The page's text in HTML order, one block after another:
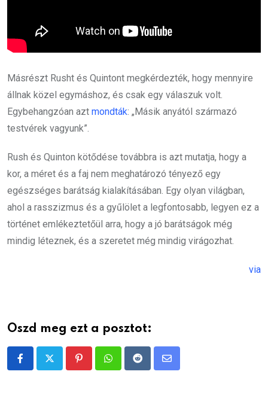
Másrészt Rusht és Quintont megkérdezték, hogy mennyire
állnak közel egymáshoz, és csak egy válaszuk volt.
Egybehangzóan azt mondták: „Másik anyától származó
testvérek vagyunk”.
Rush és Quinton kötődése továbbra is azt mutatja, hogy a
kor, a méret és a faj nem meghatározó tényező egy
egészséges barátság kialakításában. Egy olyan világban,
ahol a rasszizmus és a gyűlölet a legfontosabb, legyen ez a
történet emlékeztetőül arra, hogy a jó barátságok még
mindig léteznek, és a szeretet még mindig virágozhat.
via
Oszd meg ezt a posztot:
PinterestWhatsappRedditShare